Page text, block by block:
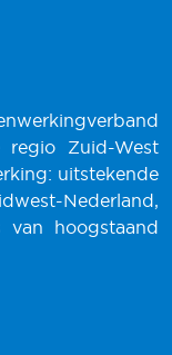
regio Zuid-West
uitstekende
Nederland,
hoogstaand